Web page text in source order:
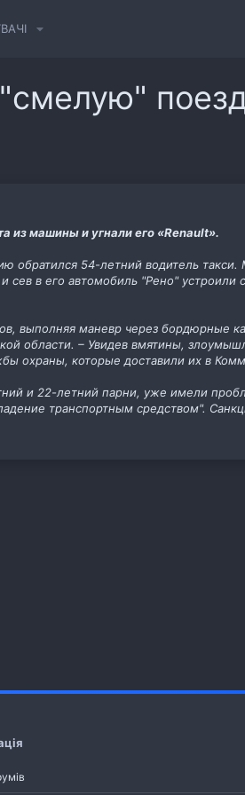
из машины и угнали его «Renault».
обратился 54-летний водитель
сев в его автомобиль "Рено"
выполняя маневр через бордюрные
области. – Увидев вмятины,
охраны, которые доставили их в
и 22-летний парни, уже имели
транспортным средством".